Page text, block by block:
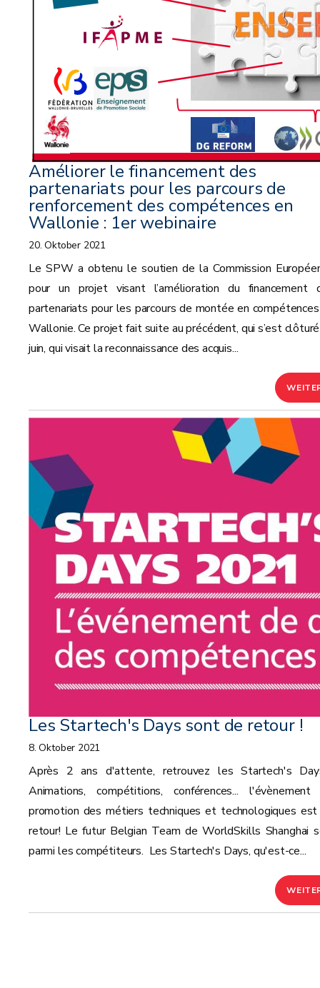
Améliorer le financement des
partenariats pour les parcours de
renforcement des compétences en
Wallonie : 1er webinaire
20. Oktober 2021
Le SPW a obtenu le soutien de la Commission
pour un projet visant l’amélioration du financement
partenariats pour les parcours de montée en
Wallonie. Ce projet fait suite au précédent, qui s’est
juin, qui visait la reconnaissance des acquis...
Les Startech's Days sont de retour !
8. Oktober 2021
Après 2 ans d'attente, retrouvez les Startech's
Animations, compétitions, conférences...
promotion des métiers techniques et technologiques
retour! Le futur Belgian Team de WorldSkills Shanghai
parmi les compétiteurs. Les Startech's Days, qu'est-ce...